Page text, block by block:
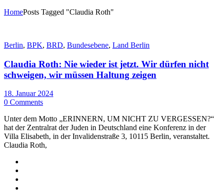
HomePosts Tagged "Claudia Roth"
Berlin, BPK, BRD, Bundesebene, Land Berlin
Claudia Roth: Nie wieder ist jetzt. Wir dürfen nicht
schweigen, wir müssen Haltung zeigen
18. Januar 2024
0 Comments
Unter dem Motto „ERINNERN, UM NICHT ZU VERGESSEN?“
hat der Zentralrat der Juden in Deutschland eine Konferenz in der
Villa Elisabeth, in der Invalidenstraße 3, 10115 Berlin, veranstaltet.
Claudia Roth,